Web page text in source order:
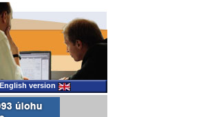
English version